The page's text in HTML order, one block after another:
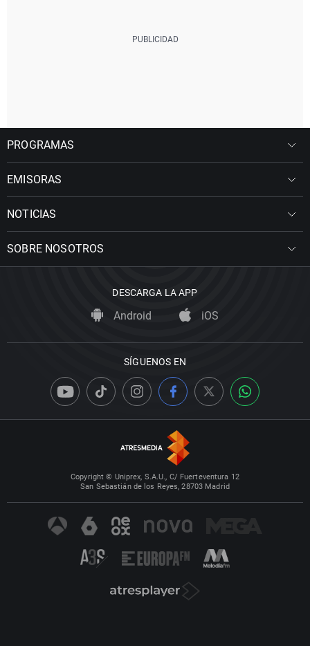
PROGRAMAS
EMISORAS
NOTICIAS
SOBRE NOSOTROS
DESCARGA LA APP
Android iOS
SÍGUENOS EN
Copyright © Uniprex, S.A.U., C/ Fuerteventura 12
San Sebastián de los Reyes, 28703 Madrid